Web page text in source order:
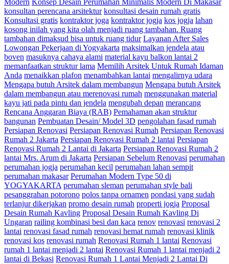
Modern Konsep Desain Perumahan Minimalis Modern Di Makasar
konsultan perencana arsitektur konsultasi desain rumah gratis
Konsultasi gratis kontraktor joga kontraktor jogja kos jogja lahan
kosong inilah yang kita olah menjadi ruang tambahan. Ruang
tambahan dimaksud bisa untuk ruang tidur Layanan After Sales
Lowongan Pekerjaan di Yogyakarta maksimalkan jendela atau
boven masuknya cahaya alami material kayu balkon lantai 2
memanfaatkan struktur lama Memilih Arsitek Untuk Rumah Idaman
Anda menaikkan plafon menambahkan lantai mengalirnya udara
Mengapa butuh Arsitek dalam membangun Mengapa butuh Arsitek
dalam membangun atau merenovasi rumah menggunakan material
kayu jati pada pintu dan jendela mengubah depan merancang
Rencana Anggaran Biaya (RAB) Pemahaman akan struktur
bangunan Pembuatan Desain/ Model 3D pengolahan fasad rumah
Persiapan Renovasi Persiapan Renovasi Rumah Persiapan Renovasi
Rumah 2 Jakarta Persiapan Renovasi Rumah 2 lantai Persiapan
Renovasi Rumah 2 Lantai di Jakarta Persiapan Renovasi Rumah 2
lantai Mrs. Arum di Jakarta Persiapan Sebelum Renovasi perumahan
perumahan jogja perumahan kecil perumahan lahan sempit
perumahan makasar Perumahan Modern Type 50 di
YOGYAKARTA perumahan sleman perumahan style bali
pesanggrahan potorono polos tanpa ornamen pondasi yang sudah
terlanjur dikerjakan promo desain rumah properti jogja Proposal
Desain Rumah Kavling Proposal Desain Rumah Kavling Di
Ungaran railing kombinasi besi dan kaca renov renovasi renovasi 2
lantai renovasi fasad rumah renovasi hemat rumah renovasi klinik
renovasi kos renovasi rumah Renovasi Rumah 1 lantai Renovasi
rumah 1 lantai menjadi 2 lantai Renovasi Rumah 1 lantai menjadi 2
lantai di Bekasi Renovasi Rumah 1 Lantai Menjadi 2 Lantai Di